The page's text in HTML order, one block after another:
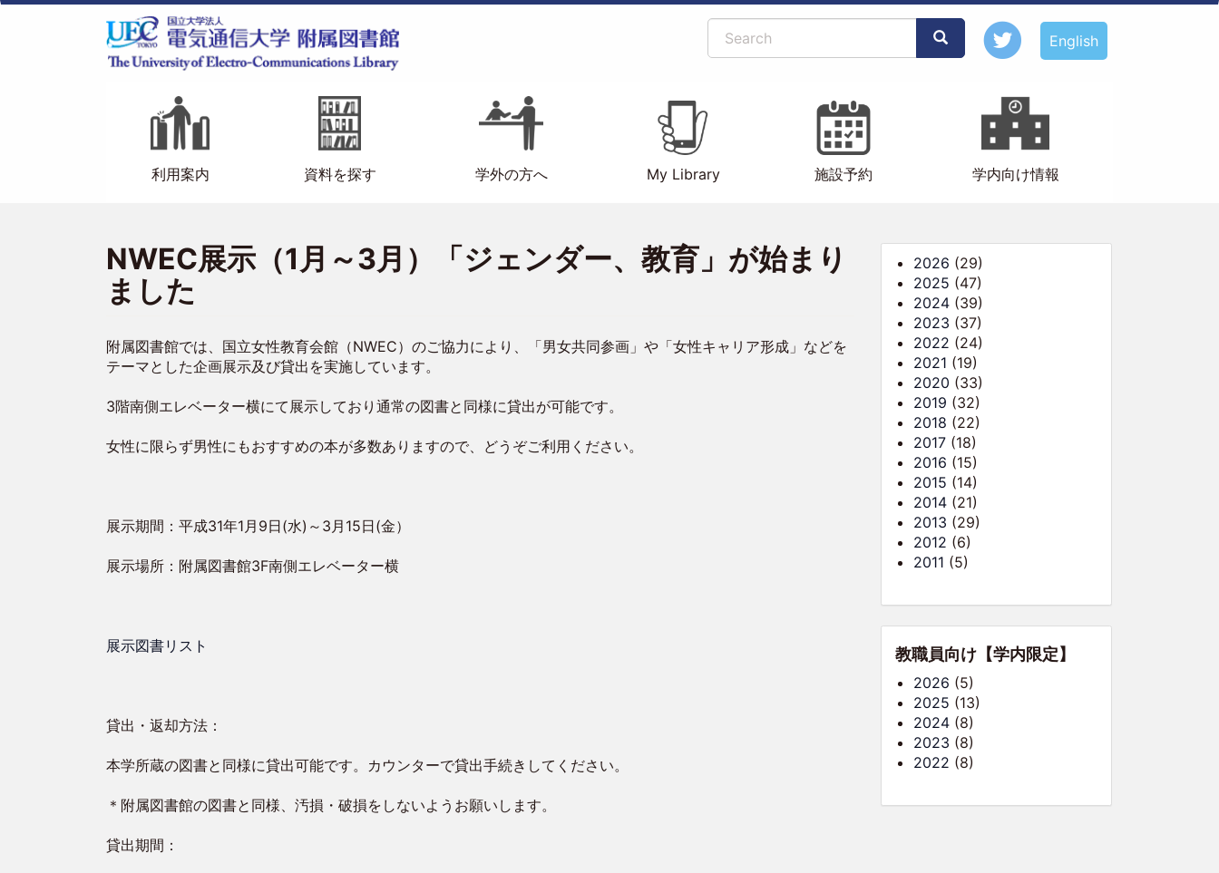
メ
Search English
ビ
ゲ
ー
シ
ョ
ン
利用案内 資料を探す 学外の方へ My Library 施設予約 学内向け情報
NWEC展示（1月～3月）「ジェンダー、教育」が始まり
ました
附属図書館では、国立女性教育会館（NWEC）のご協力により、「男女共同参画」や「女性キャリア形成」などを
テーマとした企画展示及び貸出を実施しています。
3階南側エレベーター横にて展示しており通常の図書と同様に貸出が可能です。
女性に限らず男性にもおすすめの本が多数ありますので、どうぞご利用ください。
展示期間：平成31年1月9日(水)～3月15日(金）
展示場所：附属図書館3F南側エレベーター横
展示図書リスト
貸出・返却方法：
本学所蔵の図書と同様に貸出可能です。カウンターで貸出手続きしてください。
＊附属図書館の図書と同様、汚損・破損をしないようお願いします。
貸出期間：
2026 (29)
2025 (47)
2024 (39)
2023 (37)
2022 (24)
2021 (19)
2020 (33)
2019 (32)
2018 (22)
2017 (18)
2016 (15)
2015 (14)
2014 (21)
2013 (29)
2012 (6)
2011 (5)
教職員向け【学内限定】
2026 (5)
2025 (13)
2024 (8)
2023 (8)
2022 (8)